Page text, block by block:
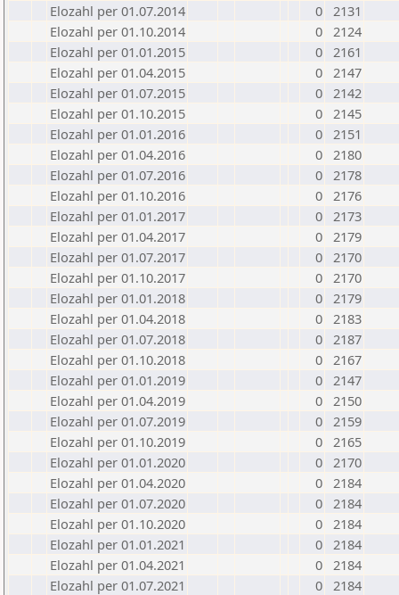
Elozahl per 01.07.2014
0 2131
Elozahl per 01.10.2014
0 2124
Elozahl per 01.01.2015
0 2161
Elozahl per 01.04.2015
0 2147
Elozahl per 01.07.2015
0 2142
Elozahl per 01.10.2015
0 2145
Elozahl per 01.01.2016
0 2151
Elozahl per 01.04.2016
0 2180
Elozahl per 01.07.2016
0 2178
Elozahl per 01.10.2016
0 2176
Elozahl per 01.01.2017
0 2173
Elozahl per 01.04.2017
0 2179
Elozahl per 01.07.2017
0 2170
Elozahl per 01.10.2017
0 2170
Elozahl per 01.01.2018
0 2179
Elozahl per 01.04.2018
0 2183
Elozahl per 01.07.2018
0 2187
Elozahl per 01.10.2018
0 2167
Elozahl per 01.01.2019
0 2147
Elozahl per 01.04.2019
0 2150
Elozahl per 01.07.2019
0 2159
Elozahl per 01.10.2019
0 2165
Elozahl per 01.01.2020
0 2170
Elozahl per 01.04.2020
0 2184
Elozahl per 01.07.2020
0 2184
Elozahl per 01.10.2020
0 2184
Elozahl per 01.01.2021
0 2184
Elozahl per 01.04.2021
0 2184
Elozahl per 01.07.2021
0 2184